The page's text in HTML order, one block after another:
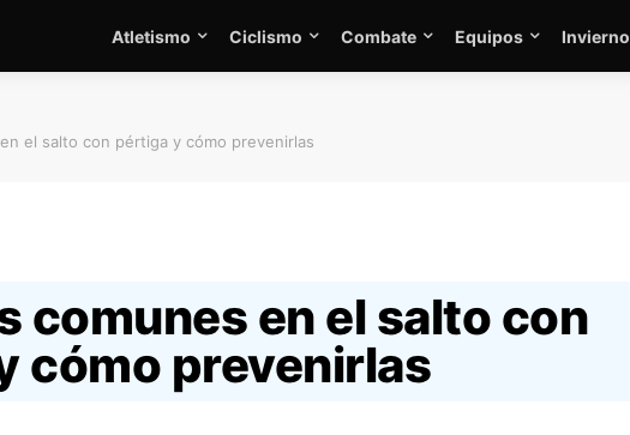
Atletismo Ciclismo Combate Equipos Invierno
el salto con pértiga y cómo prevenirlas
comunes en el salto con
cómo prevenirlas